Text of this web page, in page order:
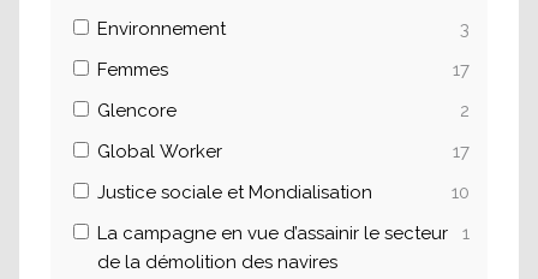
Environnement
3
Femmes
17
Glencore
2
Global Worker
17
Justice sociale et Mondialisation
10
La campagne en vue d’assainir le secteur
de la démolition des navires
1